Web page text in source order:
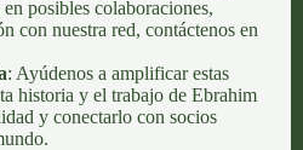
posibles colaboraciones,
con nuestra red, contáctenos en
: Ayúdenos a amplificar estas
historia y el trabajo de Ebrahim
y conectarlo con socios